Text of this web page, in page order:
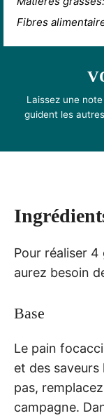
Fibres
Laissez une
guident les
Pour réaliser
aurez besoin
Base
Le pain
et des saveurs
pas,
campagne.